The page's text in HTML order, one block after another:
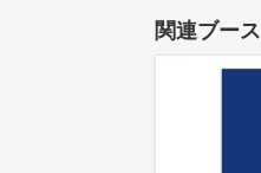
関連ブース